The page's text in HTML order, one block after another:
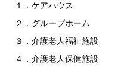
１．ケアハウス
２．グループホーム
３．介護老人福祉施設
４．介護老人保健施設